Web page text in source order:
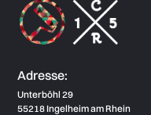
Adresse:
Unterböhl 29
55218 Ingelheim am Rhein